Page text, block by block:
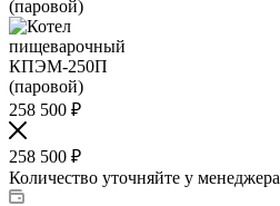
258 500 ₽
258 500 ₽
Количество уточняйте у менеджера